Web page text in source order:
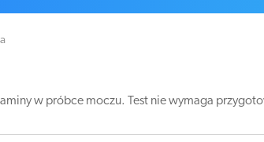
w próbce moczu. Test nie wymaga